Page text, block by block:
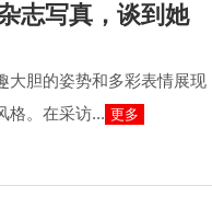
志写真，谈到她
大胆的姿势和多彩表情展现
格。在采访... 更多